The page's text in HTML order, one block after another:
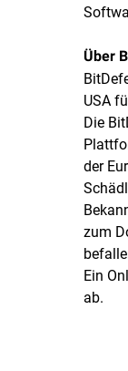
Über
USA
Die
der
zum
Ein
ab.